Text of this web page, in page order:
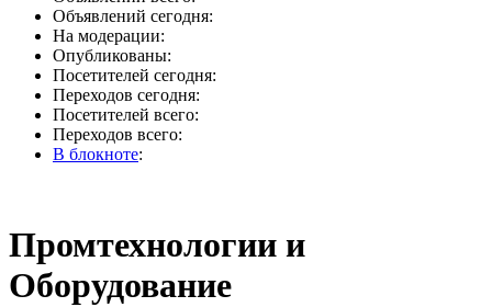
Объявлений сегодня:
На модерации:
Опубликованы:
Посетителей сегодня:
Переходов сегодня:
Посетителей всего:
Переходов всего:
В блокноте:
Промтехнологии и
Оборудование